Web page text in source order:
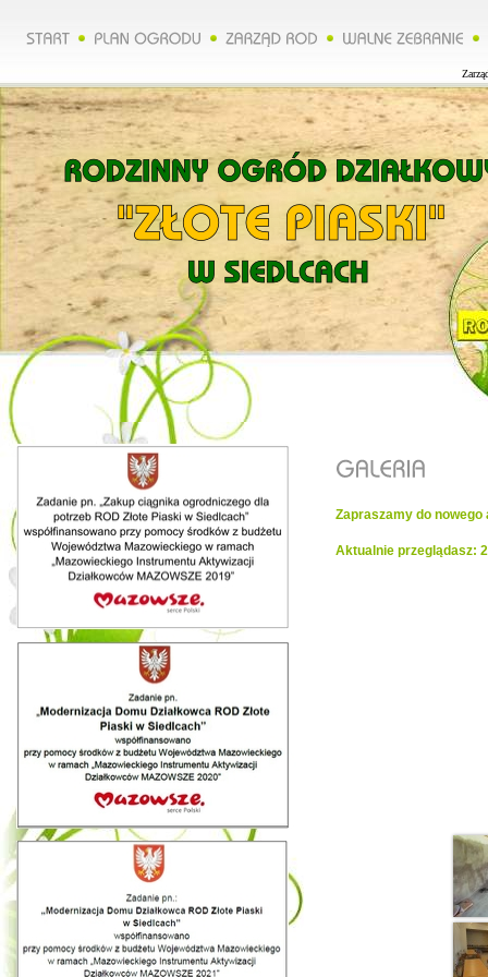
Zapraszamy do nowego
Aktualnie przeglądasz: